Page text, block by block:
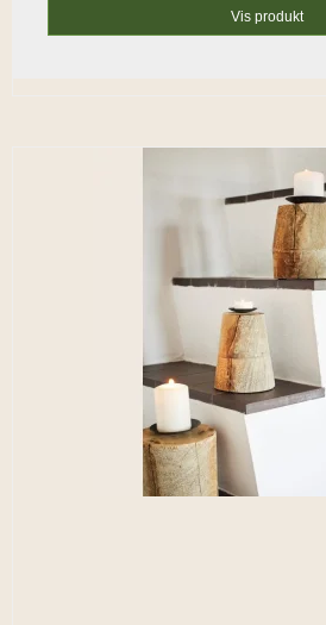
Vis produkt